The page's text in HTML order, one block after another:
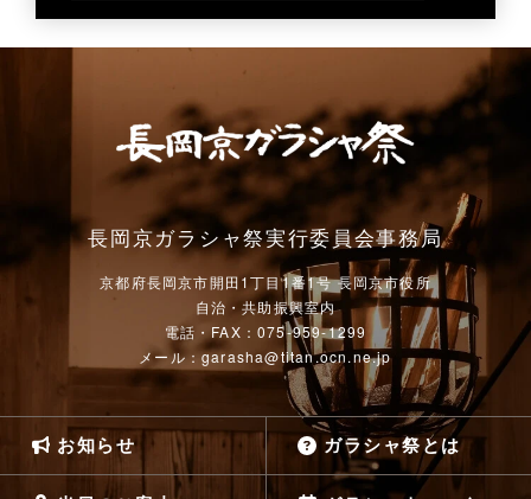
長岡京ガラシャ祭実行委員会事務局
京都府長岡京市開田1丁目1番1号 長岡京市役所
自治・共助振興室内
電話・FAX：075-959-1299
メール：garasha@titan.ocn.ne.jp
お知らせ ガラシャ祭とは